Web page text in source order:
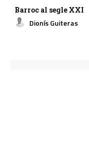
Barroc al segle XXI
Dionís Guiteras